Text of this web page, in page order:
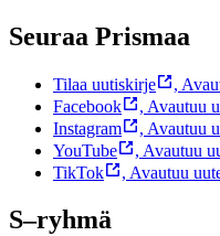
Seuraa Prismaa
Tilaa uutiskirje ,
Facebook
, Avautuu
Instagram
, Avautuu
YouTube
, Avautuu
TikTok
, Avautuu
S–ryhmä